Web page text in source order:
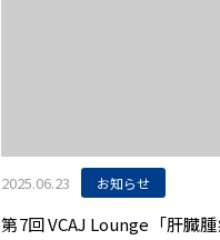
2025.06.23 お知らせ
第7回 VCAJ Lounge「肝臓